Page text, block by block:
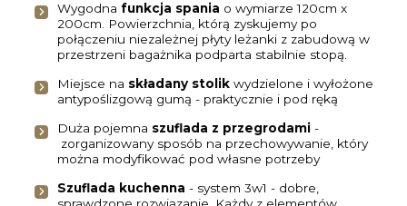
Wygodna funkcja spania o wymiarze 120cm x
200cm. Powierzchnia, którą zyskujemy po
połączeniu niezależnej płyty leżanki z zabudową w
przestrzeni bagażnika podparta stabilnie stopą.
Miejsce na składany stolik wydzielone i wyłożone
antypoślizgową gumą - praktycznie i pod ręką
Duża pojemna szuflada z przegrodami -
zorganizowany sposób na przechowywanie, który
można modyfikować pod własne potrzeby
Szuflada kuchenna - system 3w1 - dobre,